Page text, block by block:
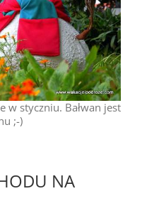
w styczniu. Bałwan jest
;-)
NA